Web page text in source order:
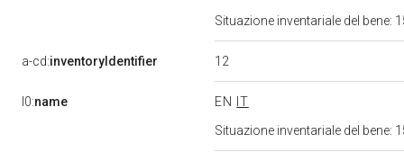
Situazione inventariale del bene:
a-cd:inventoryIdentifier 12
l0:name EN
IT
Situazione inventariale del bene: